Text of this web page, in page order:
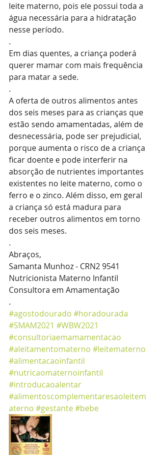
leite materno, pois ele possui toda a
água necessária para a hidratação
nesse período.
.
Em dias quentes, a criança poderá
querer mamar com mais frequência
para matar a sede.
.
A oferta de outros alimentos antes
dos seis meses para as crianças que
estão sendo amamentadas, além de
desnecessária, pode ser prejudicial,
porque aumenta o risco de a criança
ficar doente e pode interferir na
absorção de nutrientes importantes
existentes no leite materno, como o
ferro e o zinco. Além disso, em geral
a criança só está madura para
receber outros alimentos em torno
dos seis meses.
.
Abraços,
Samanta Munhoz - CRN2 9541
Nutricionista Materno Infantil
Consultora em Amamentação
.
#agostodourado #horadourada
#SMAM2021 #WBW2021
#consultoriaemamamentacao
#aleitamentomaterno #leitematerno
#alimentacaoinfantil
#nutricaomaternoinfantil
#introducaoalentar
#alimentoscomplementaresaoleitem
aterno #gestante#bebe